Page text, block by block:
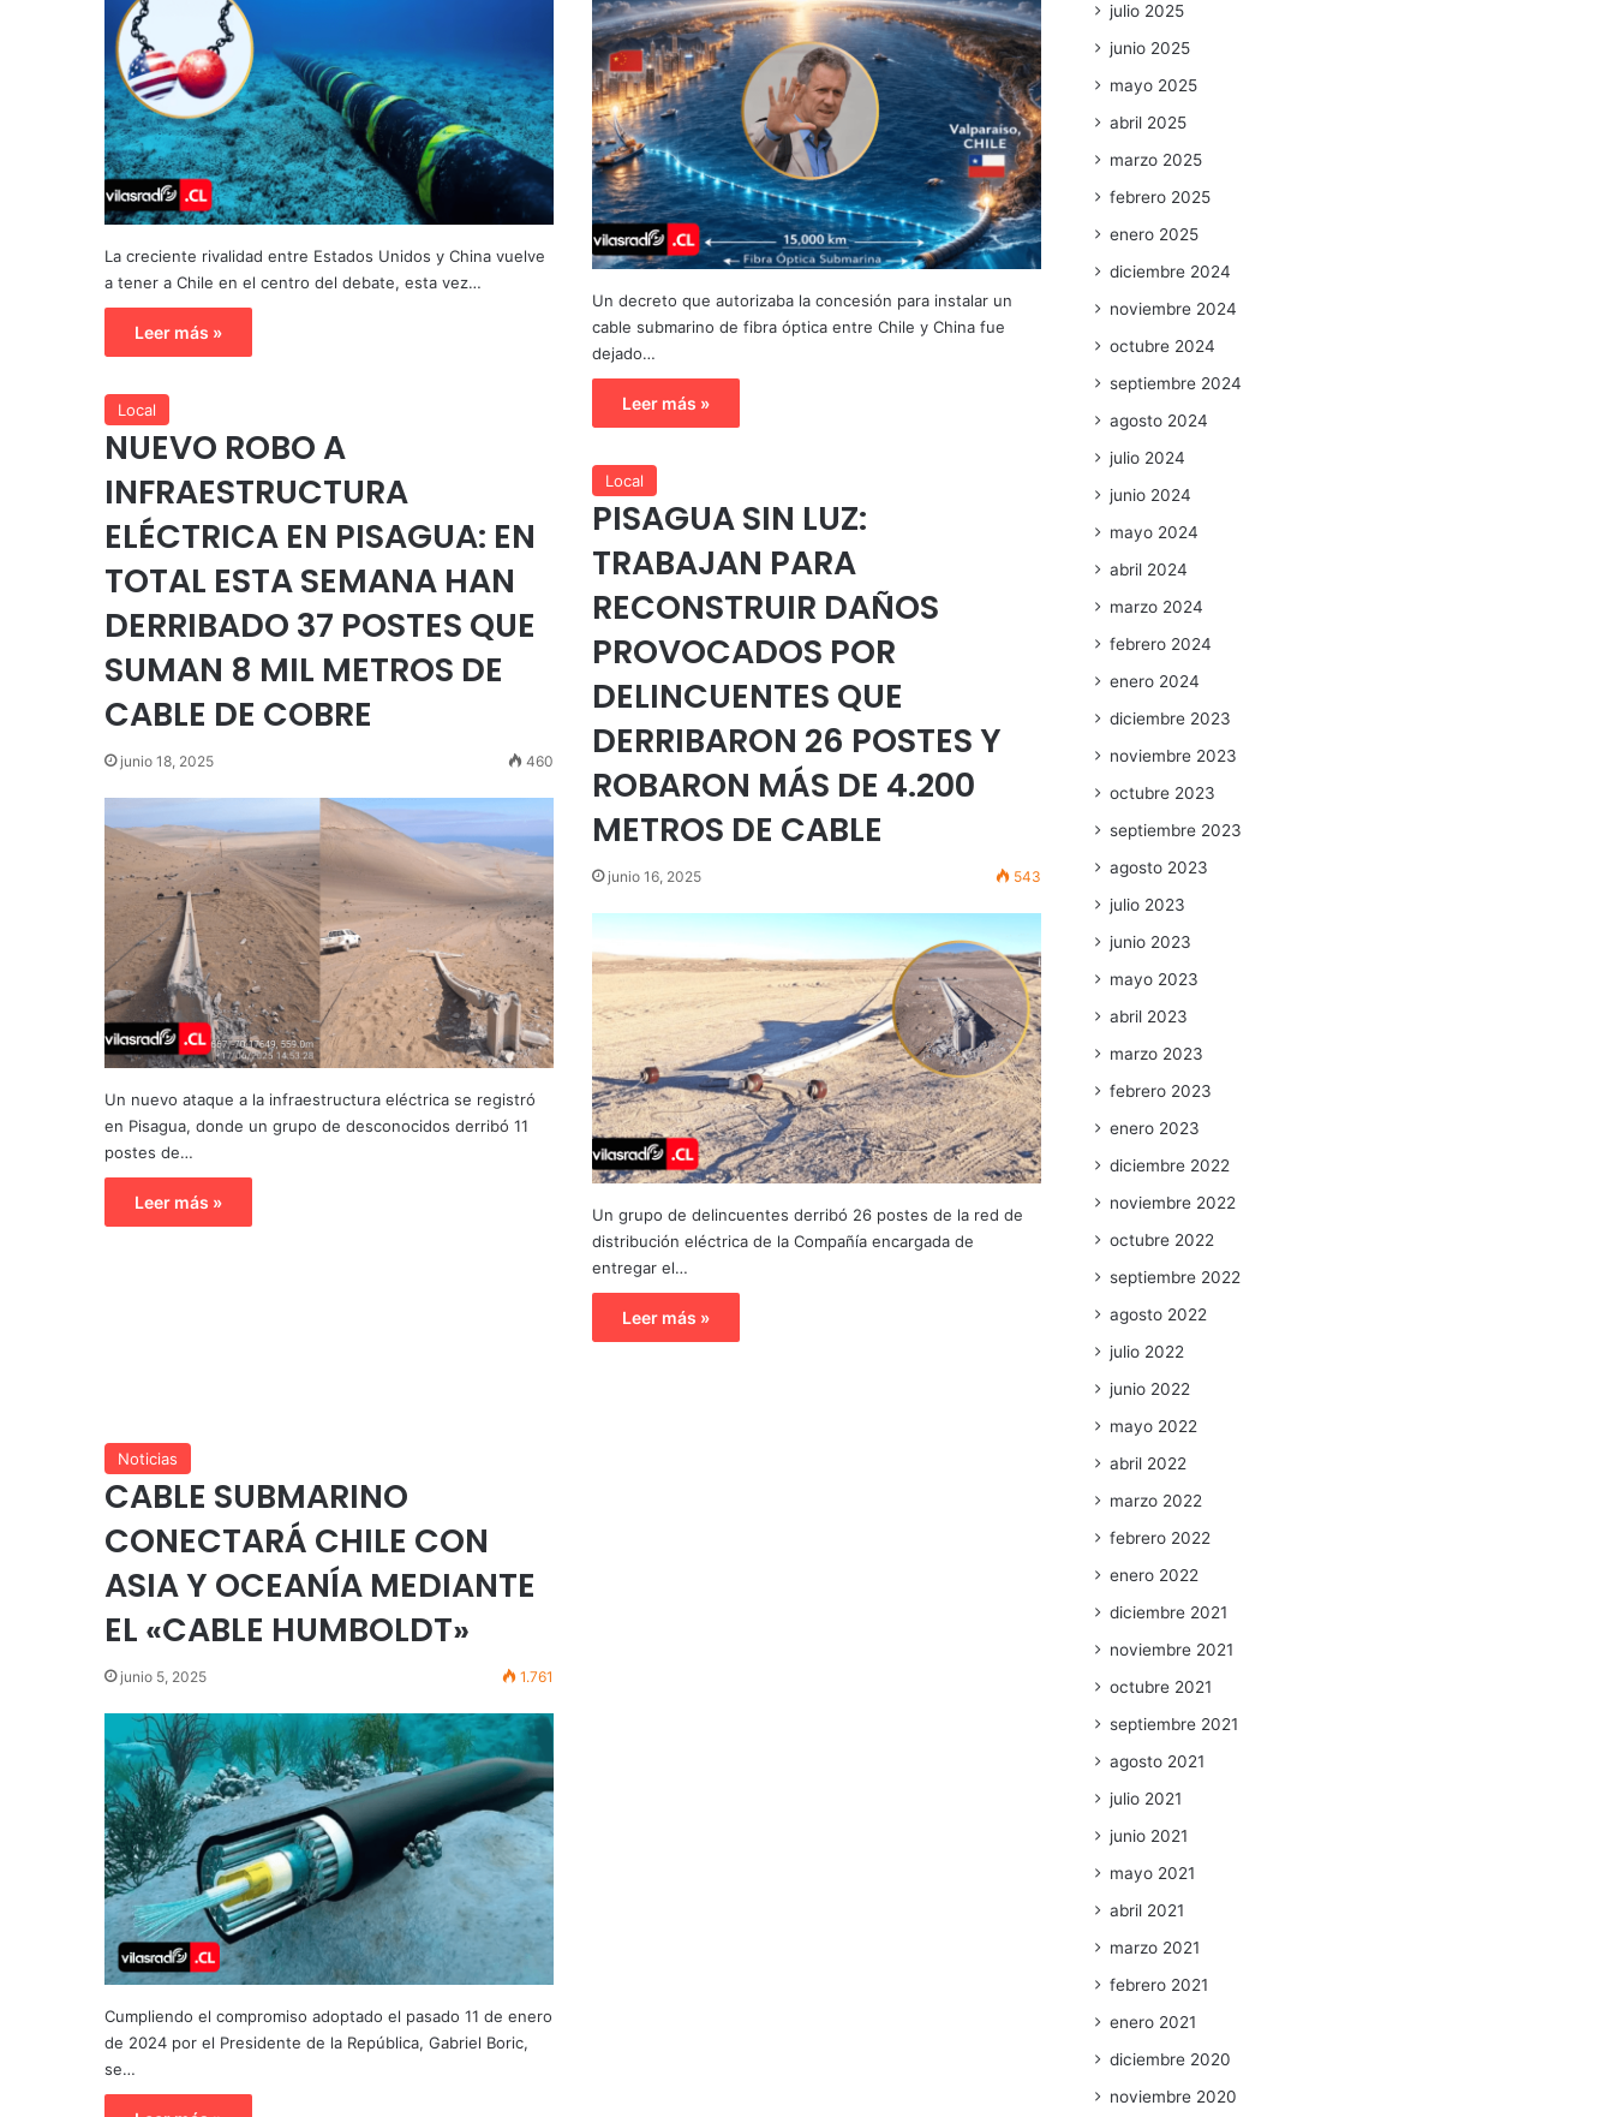
La creciente rivalidad entre Estados Unidos y China vuelve
a tener a Chile en el centro del debate, esta vez…
Leer más »
Un decreto que autorizaba la concesión para instalar un
cable submarino de fibra óptica entre Chile y China fue
dejado…
Leer más »
Local
NUEVO ROBO A
INFRAESTRUCTURA
ELÉCTRICA EN PISAGUA: EN
TOTAL ESTA SEMANA HAN
DERRIBADO 37 POSTES QUE
SUMAN 8 MIL METROS DE
CABLE DE COBRE
junio 18, 2025 460
Un nuevo ataque a la infraestructura eléctrica se registró
en Pisagua, donde un grupo de desconocidos derribó 11
postes de…
Leer más »
Local
PISAGUA SIN LUZ:
TRABAJAN PARA
RECONSTRUIR DAÑOS
PROVOCADOS POR
DELINCUENTES QUE
DERRIBARON 26 POSTES Y
ROBARON MÁS DE 4.200
METROS DE CABLE
junio 16, 2025 543
Un grupo de delincuentes derribó 26 postes de la red de
distribución eléctrica de la Compañía encargada de
entregar el…
Leer más »
Noticias
CABLE SUBMARINO
CONECTARÁ CHILE CON
ASIA Y OCEANÍA MEDIANTE
EL «CABLE HUMBOLDT»
junio 5, 2025 1.761
Cumpliendo el compromiso adoptado el pasado 11 de enero
de 2024 por el Presidente de la República, Gabriel Boric,
se…
julio 2025
junio 2025
mayo 2025
abril 2025
marzo 2025
febrero 2025
enero 2025
diciembre 2024
noviembre 2024
octubre 2024
septiembre 2024
agosto 2024
julio 2024
junio 2024
mayo 2024
abril 2024
marzo 2024
febrero 2024
enero 2024
diciembre 2023
noviembre 2023
octubre 2023
septiembre 2023
agosto 2023
julio 2023
junio 2023
mayo 2023
abril 2023
marzo 2023
febrero 2023
enero 2023
diciembre 2022
noviembre 2022
octubre 2022
septiembre 2022
agosto 2022
julio 2022
junio 2022
mayo 2022
abril 2022
marzo 2022
febrero 2022
enero 2022
diciembre 2021
noviembre 2021
octubre 2021
septiembre 2021
agosto 2021
julio 2021
junio 2021
mayo 2021
abril 2021
marzo 2021
febrero 2021
enero 2021
diciembre 2020
noviembre 2020